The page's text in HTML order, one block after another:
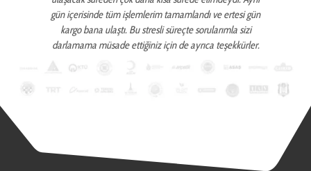
gün içerisinde tüm işlemlerim tamamlandı ve ertesi gün
kargo bana ulaştı. Bu stresli süreçte sorularımla sizi
darlamama müsade ettiğiniz için de ayrıca teşekkürler.